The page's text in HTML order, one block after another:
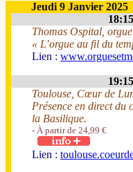
Jeudi 9 Janvier 2025
18:15
Thomas Ospital, orgue
« L’orgue au fil du
Lien :
19:15
Toulouse, Cœur de
Présence en direct
la Basilique.
- À partir de 24,99 €
Lien :